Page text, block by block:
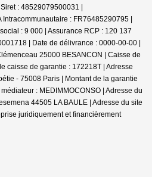
: 48529079500031 |
Intracommunautaire : FR76485290795 |
: 9 000 | Assurance RCP : 120 137
| Date de délivrance : 0000-00-00 |
25000 BESANCON | Caisse de
caisse de garantie : 172218T | Adresse
- 75008 Paris | Montant de la garantie
: MEDIMMOCONSO | Adresse du
44505 LA BAULE | Adresse du site
juridiquement et financièrement